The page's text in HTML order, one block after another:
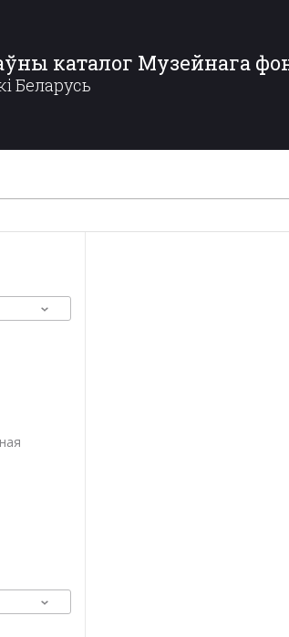
каталог Музейнага
Беларусь